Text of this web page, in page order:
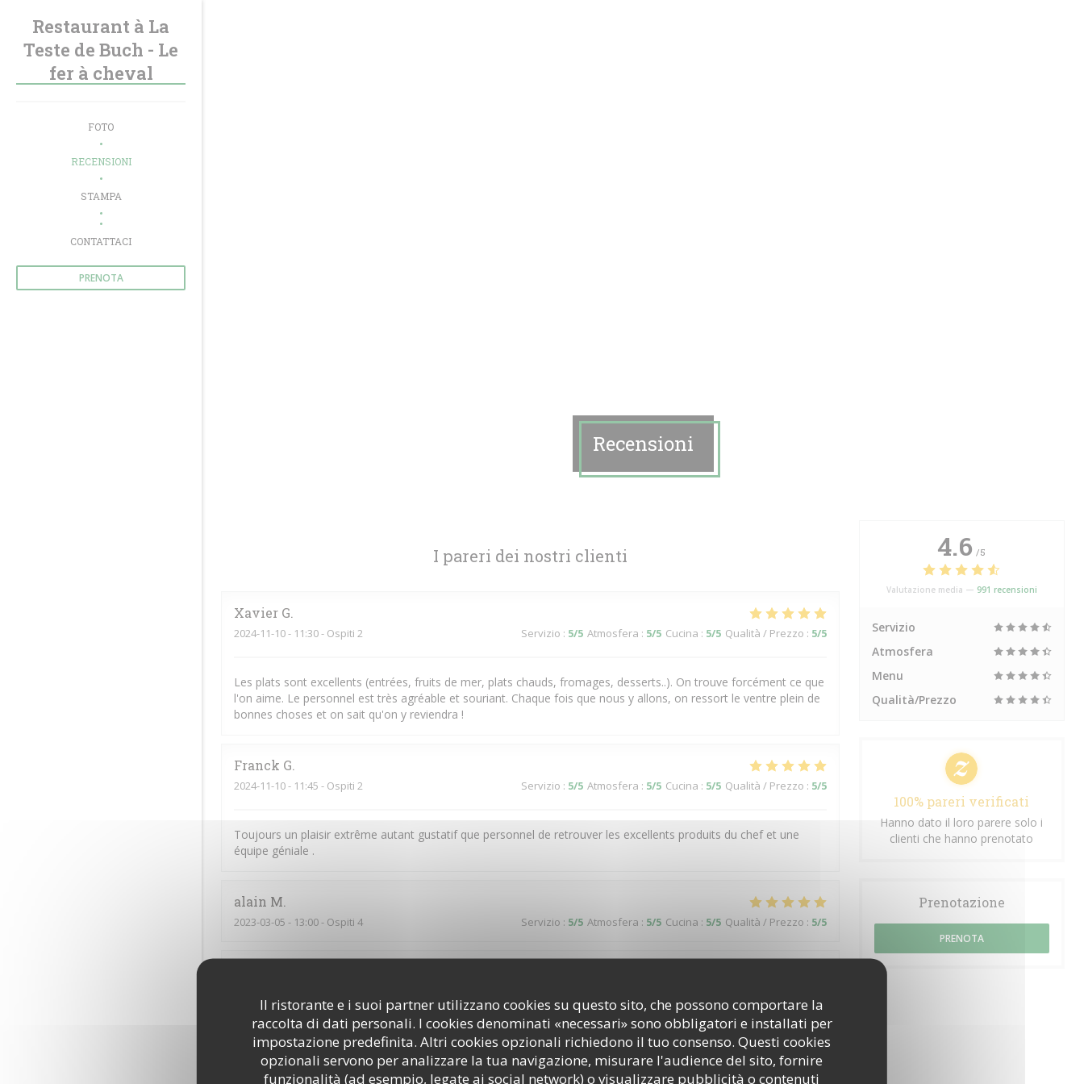
Il ristorante e i suoi partner utilizzano cookies su questo sito, che possono comportare la
raccolta di dati personali. I cookies denominati «necessari» sono obbligatori e installati per
impostazione predefinita. Altri cookies opzionali richiedono il tuo consenso. Questi cookies
opzionali servono per analizzare la tua navigazione, misurare l'audience del sito, fornire
funzionalità (ad esempio, legate ai social network) o visualizzare pubblicità o contenuti
Restaurant à La
Teste de Buch - Le
fer à cheval
FOTO
RECENSIONI
STAMPA
((APRE UNA NUOVA FINESTRA))
CONTATTACI
PRENOTA
Recensioni
I pareri dei nostri clienti
Xavier G
2024-11-10- 11:30 - Ospiti 2 Servizio : 5/5 Atmosfera : 5/5 Cucina : 5/5 Qualità / Prezzo : 5/5
Les plats sont excellents (entrées, fruits de mer, plats chauds, fromages, desserts..). On trouve forcément ce que
l'on aime. Le personnel est très agréable et souriant. Chaque fois que nous y allons, on ressort le ventre plein de
bonnes choses et on sait qu'on y reviendra !
Franck G
2024-11-10- 11:45 - Ospiti 2 Servizio : 5/5 Atmosfera : 5/5 Cucina : 5/5 Qualità / Prezzo : 5/5
Toujours un plaisir extrême autant gustatif que personnel de retrouver les excellents produits du chef et une
équipe géniale .
alain M
2023-03-05 - 13:00 - Ospiti 4 Servizio : 5/5 Atmosfera : 5/5 Cucina : 5/5 Qualità / Prezzo : 5/5
NathalieH
2023-03-05- 11:45 - Ospiti 2 Servizio:4/5 Atmosfera:4/5 Cucina:5/5 Qualità / Prezzo:4/5
4.6 /5
Valutazione media — 991 recensioni
Servizio
Atmosfera
Menu
Qualità/Prezzo
100% pareri verificati
Hanno dato il loro parere solo i
clienti che hanno prenotato
Prenotazione
PRENOTA